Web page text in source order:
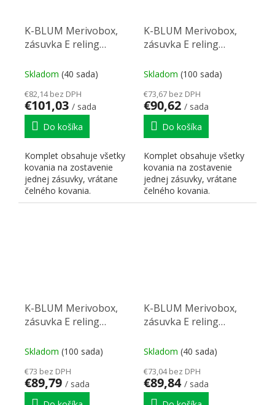
K-BLUM Merivobox,
zásuvka E reling
tmavosivá OG, skrutka,
Skladom (40 sada)
€82,14 bez DPH
€101,03 / sada
Do košíka
Komplet obsahuje všetky
kovania na zostavenie
jednej zásuvky, vrátane
čelného kovania.
K-BLUM Merivobox,
zásuvka E reling
tmavosivá OG, Inserta,
Skladom (100 sada)
€73,67 bez DPH
€90,62 / sada
Do košíka
Komplet obsahuje všetky
kovania na zostavenie
jednej zásuvky, vrátane
čelného kovania.
K-BLUM Merivobox,
zásuvka E reling
tmavosivá OG, skrutka,
Skladom (100 sada)
€73 bez DPH
€89,79 / sada
K-BLUM Merivobox,
zásuvka E reling
tmavosivá OG, Inserta,
Skladom (40 sada)
€73,04 bez DPH
€89,84 / sada